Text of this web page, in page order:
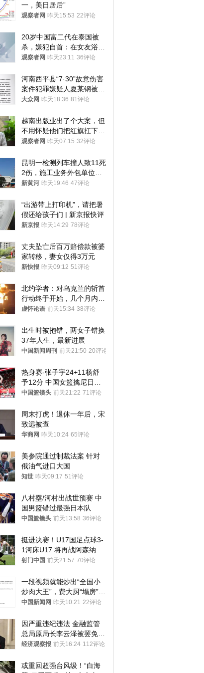
一，美日居后”
观察者网 昨天15:53 22评论
20岁中国富二代在泰国被
杀，嫌犯自首：在女友浴室
看到他
观察者网 昨天23:11 36评论
河南西平县“7·30”故意伤害
案件犯罪嫌疑人夏某钢被抓
获
大众网 昨天18:36 81评论
越南出版业出了个大案，但
不用怀疑他们把红旗扛下去
的决心
观察者网 昨天07:15 32评论
昆明一检测列车撞人致11死
2伤，施工业务外包单位被
罚1.5万元，国铁昆明局被
新黄河 昨天19:46 47评论
“出游带上打印机”，请把暑
假还给孩子们 | 新京报快评
新京报 昨天14:29 78评论
丈夫坠亡后百万赔偿款被婆
家转移，妻女仅得3万元
新快报 昨天09:12 51评论
北约学者：对乌克兰的斩首
行动终于开始，几个月内乌
将投降
虚怀论语 前天15:34 38评论
出生时被抱错，两女子错换
37年人生，最新进展
中国新闻周刊 前天21:50 20评论
热身赛-张子宇24+11杨舒
予12分 中国女篮擒尼日利
亚
中国篮镜头 前天21:22 71评论
周末打虎！退休一年后，宋
致远被查
华商网 昨天10:24 65评论
美参院通过制裁法案 针对
俄油气进口大国
知世 昨天09:17 51评论
八村塁/河村出战世预赛 中
国男篮错过最强日本队
中国篮镜头 前天13:58 36评论
挺进决赛！U17国足点球3-
1河床U17 将再战阿森纳
射门中国 前天21:57 70评论
一段视频就能炒出“全国小
炒肉大王”，费大厨“塌房”了
吗？
中国新闻网 昨天10:21 22评论
因严重违纪违法 金融监管
总局原局长李云泽被罢免全
国人大代表
经济观察报 前天16:24 112评论
或重回超强台风级！“白海